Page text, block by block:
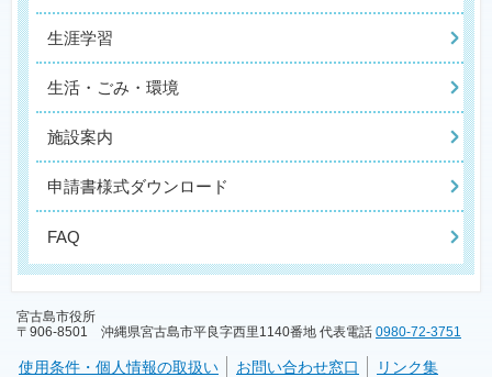
生涯学習
生活・ごみ・環境
施設案内
申請書様式ダウンロード
FAQ
宮古島市役所
〒906-8501 沖縄県宮古島市平良字西里1140番地 代表電話 0980-72-3751
使用条件・個人情報の取扱い お問い合わせ窓口 リンク集